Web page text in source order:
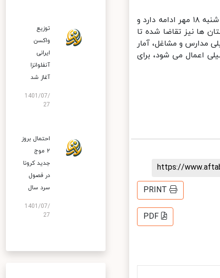
دکتر حریرچی درخصوص اعمال محدودیت ها در تهران، گفت: مصوبه فعلی تا شنبه ۱۸ مهر ادامه دارد و
ها نیز تقاضا شده تا
مدارس و مشاغل، آمار
اعمال می شود، برای
https://
PRINT
PDF
توزیع
واکسن
ایرانی
آنفلوانزا
آغاز شد
1401/07/
27
احتمال بروز
۲ موج
جدید کرونا
در فصول
سرد سال
1401/07/
27